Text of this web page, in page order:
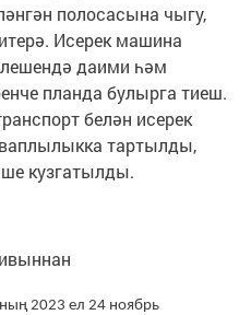
полосасына чыгу,
Исерек машина
даими һәм
планда булырга тиеш.
белән исерек
тартылды,
кузгатылды.
2023 ел 24 ноябрь